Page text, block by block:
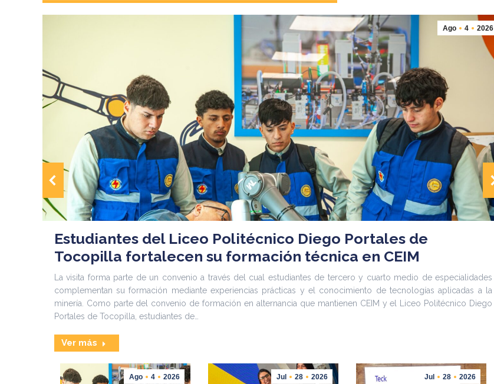
Ago 4 2026
Estudiantes del Liceo Politécnico Diego Portales de
Tocopilla fortalecen su formación técnica en CEIM
La visita forma parte de un convenio a través del cual estudiantes de tercero y cuarto medio de especialidades
complementan su formación mediante experiencias prácticas y el conocimiento de tecnologías aplicadas a la
minería. Como parte del convenio de formación en alternancia que mantienen CEIM y el Liceo Politécnico Diego
Portales de Tocopilla, estudiantes de…
Ver más
Ago 4 2026 Jul 28 2026 Jul 28 2026